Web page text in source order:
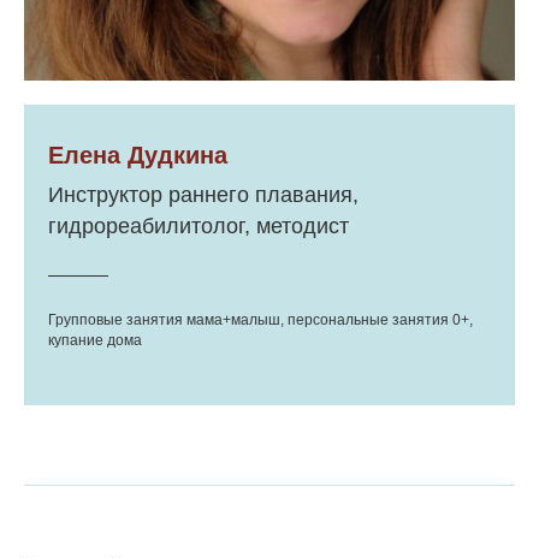
Елена Дудкина
Инструктор раннего плавания,
гидрореабилитолог, методист
Групповые занятия мама+малыш, персональные занятия 0+,
купание дома